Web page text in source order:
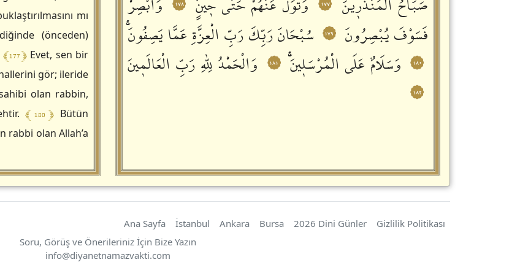
mı
(önceden)
﴾ 177 ﴿Evet, sen bir
gör; ileride
olan rabbin,
﴾ 180 ﴿ Bütün
rabbi olan Allah’a
١٧٧ ١٧٨
فَسَوْفَ يُبْصِرُونَ
١٧٩ سُبْحَانَ رَبِّكَ رَبِّ الْعِزَّةِ عَمَّا يَصِفُونَۚ
١٨٠ وَسَلَامٌ عَلَى الْمُرْسَلٖينَۚ ١٨١ وَالْحَمْدُ لِلّٰهِ رَبِّ الْعَالَمٖينَ
١٨٢
Ana Sayfa İstanbul Ankara Bursa 2026 Dini Günler
Gizlilik Politikası
Soru, Görüş ve Önerileriniz İçin Bize Yazın
info@https://diyanetnamazvakti.com
diyanetnamazvakti.com